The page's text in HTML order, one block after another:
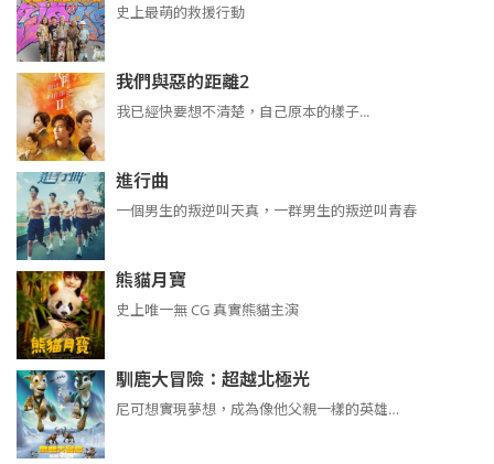
史上最萌的救援行動
我們與惡的距離2
我已經快要想不清楚，自己原本的樣子...
進行曲
​​​一個男生的叛逆叫天真，一群男生的叛逆叫青春
熊貓月寶
史上唯一無 CG 真實熊貓主演
馴鹿大冒險：超越北極光
尼可想實現夢想，成為像他父親一樣的英雄…